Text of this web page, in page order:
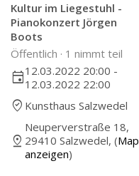
Kultur im Liegestuhl -
Pianokonzert Jörgen
Boots
Öffentlich · 1 nimmt teil
event12.03.2022 20:00 -
12.03.2022 22:00
where_to_vote Kunsthaus Salzwedel
pin_drop
Neuperverstraße 18,
29410 Salzwedel, (Map
anzeigen)